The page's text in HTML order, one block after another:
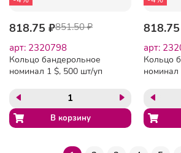
818.75 ₽851.50 ₽
арт: 2320798
Кольцо бандерольное
номинал 1 $, 500 шт/уп
арт:
Кольцо
номинал